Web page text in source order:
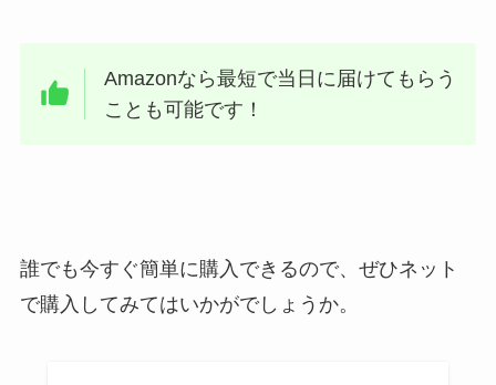
Amazonなら最短で当日に届けてもらう
ことも可能です！
誰でも今すぐ簡単に購入できるので、ぜひネット
で購入してみてはいかがでしょうか。